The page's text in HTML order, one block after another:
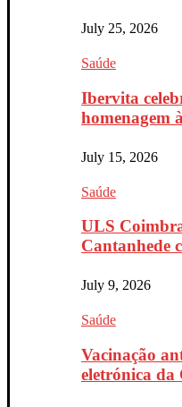
July 25, 2026
Saúde
Ibervita
homenagem
July 15, 2026
Saúde
ULS
Cantanhede
July 9, 2026
Saúde
Vacinação
eletrónica da